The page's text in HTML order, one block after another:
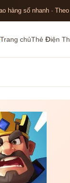
hàng số nhanh ·
Trang chủThẻ Điện